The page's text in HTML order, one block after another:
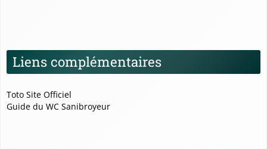
Liens complémentaires
Toto Site Officiel
Guide du WC Sanibroyeur